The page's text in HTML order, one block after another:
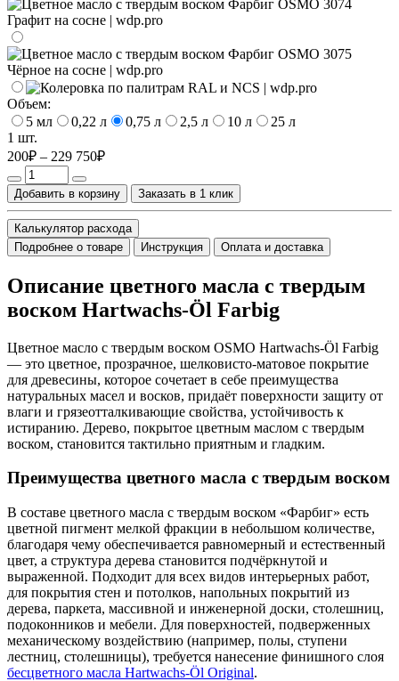
Объем:
5 мл
0,22 л 0,75 л 2,5 л 10 л
25 л
1 шт.
200₽ – 229 750₽
Добавить в корзину Заказать в 1 клик
Калькулятор расхода
Подробнее о товаре
Инструкция Оплата и доставка
Описание цветного масла с твердым
воском Hartwachs-Öl Farbig
Цветное масло с твердым воском OSMO Hartwachs-Öl Farbig
— это цветное, прозрачное, шелковисто-матовое покрытие
для древесины, которое сочетает в себе преимущества
натуральных масел и восков, придаёт поверхности защиту от
влаги и грязеотталкивающие свойства, устойчивость к
истиранию. Дерево, покрытое цветным маслом с твердым
воском, становится тактильно приятным и гладким.
Преимущества цветного масла с твердым воском
В составе цветного масла с твердым воском «Фарбиг» есть
цветной пигмент мелкой фракции в небольшом количестве,
благодаря чему обеспечивается равномерный и естественный
цвет, а структура дерева становится подчёркнутой и
выраженной. Подходит для всех видов интерьерных работ,
для покрытия стен и потолков, напольных покрытий из
дерева, паркета, массивной и инженерной доски, столешниц,
подоконников и мебели. Для поверхностей, подверженных
механическому воздействию (например, полы, ступени
лестниц, столешницы), требуется нанесение финишного слоя
бесцветного масла Hartwachs-Öl Original.